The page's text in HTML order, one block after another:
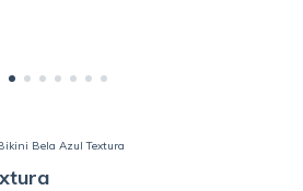
Bela Azul Textura